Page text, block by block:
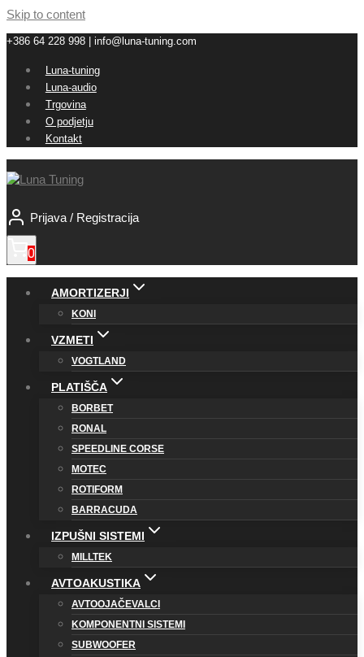
Skip to content
+386 64 228 998 | info@luna-tuning.com
Luna-tuning
Luna-audio
Trgovina
O podjetju
Kontakt
Prijava / Registracija
0
AMORTIZERJI
KONI
VZMETI
VOGTLAND
PLATIŠČA
BORBET
RONAL
SPEEDLINE CORSE
MOTEC
ROTIFORM
BARRACUDA
IZPUŠNI SISTEMI
MILLTEK
AVTOAKUSTIKA
AVTOOJAČEVALCI
KOMPONENTNI SISTEMI
SUBWOOFER